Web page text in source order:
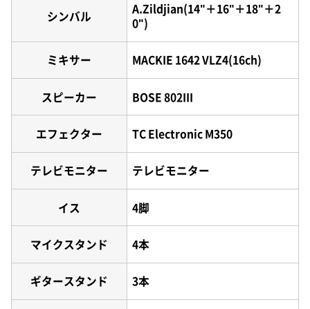
シンバル
A.Zildjian(14"＋16"＋18"＋2
0")
ミキサー MACKIE 1642 VLZ4(16ch)
スピーカー BOSE 802III
エフェクター TC Electronic M350
テレビモニター テレビモニター
イス 4脚
マイクスタンド 4本
ギタースタンド 3本